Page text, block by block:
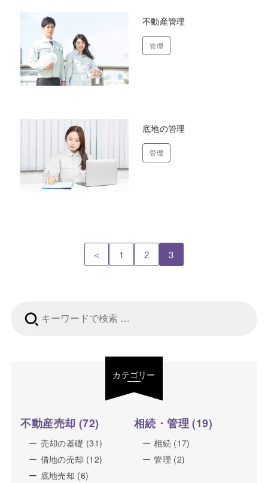
不動産管理
管理
底地の管理
管理
＜ 1 2 3
カテゴリー
不動産売却 (72)
売却の基礎 (31)
借地の売却 (12)
底地売却 (6)
相続・管理(19)
相続 (17)
管理 (2)